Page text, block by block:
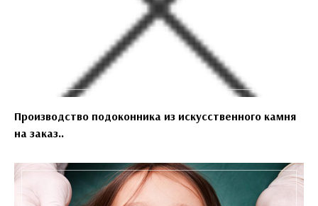
Производство подоконника из искусственного камня
на заказ..